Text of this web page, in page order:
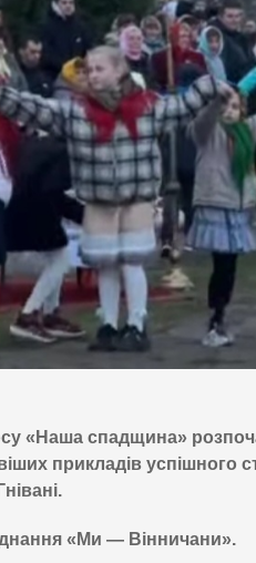
«Наша спадщина»
прикладів успішного
«Ми — Вінничани».